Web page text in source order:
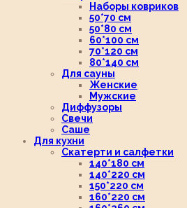
Наборы ковриков
50*70 см
50*80 см
60*100 см
70*120 см
80*140 см
Для сауны
Женские
Мужские
Диффузоры
Свечи
Саше
Для кухни
Скатерти и салфетки
140*180 см
140*220 см
150*220 см
160*220 см